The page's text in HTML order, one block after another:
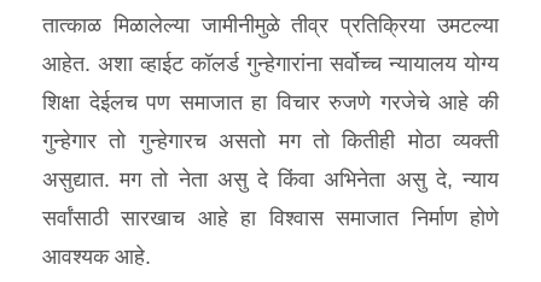
तात्काळ मिळालेल्या जामीनीमुळे तीव्र प्रतिक्रिया उमटल्या
आहेत. अशा व्हाईट कॉलर्ड गुन्हेगारांना सर्वोच्च न्यायालय योग्य
शिक्षा देईलच पण समाजात हा विचार रुजणे गरजेचे आहे की
गुन्हेगार तो गुन्हेगारच असतो मग तो कितीही मोठा व्यक्ती
असुद्यात. मग तो नेता असु दे किंवा अभिनेता असु दे, न्याय
सर्वांसाठी सारखाच आहे हा विश्‍वास समाजात निर्माण होणे
आवश्यक आहे.